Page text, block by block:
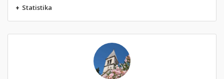
+ Statistika